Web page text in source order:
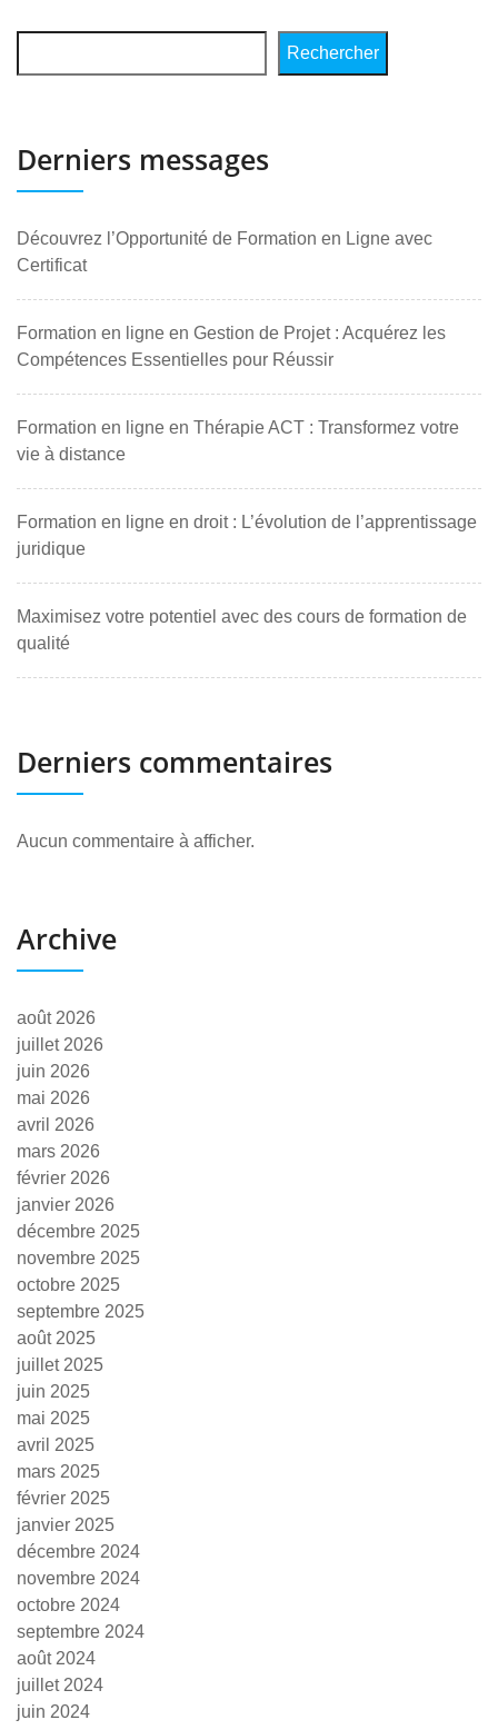
Rechercher
Derniers messages
Découvrez l’Opportunité de Formation en Ligne avec
Certificat
Formation en ligne en Gestion de Projet : Acquérez les
Compétences Essentielles pour Réussir
Formation en ligne en Thérapie ACT : Transformez votre
vie à distance
Formation en ligne en droit : L’évolution de l’apprentissage
juridique
Maximisez votre potentiel avec des cours de formation de
qualité
Derniers commentaires
Aucun commentaire à afficher.
Archive
août 2026
juillet 2026
juin 2026
mai 2026
avril 2026
mars 2026
février 2026
janvier 2026
décembre 2025
novembre 2025
octobre 2025
septembre 2025
août 2025
juillet 2025
juin 2025
mai 2025
avril 2025
mars 2025
février 2025
janvier 2025
décembre 2024
novembre 2024
octobre 2024
septembre 2024
août 2024
juillet 2024
juin 2024